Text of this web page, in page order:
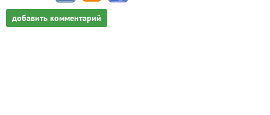
добавить комментарий